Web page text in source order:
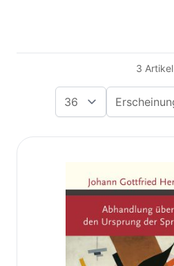
3 Artikel